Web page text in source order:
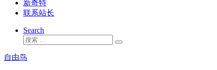
新奇特
联系站长
Search
搜
搜
自由鸟